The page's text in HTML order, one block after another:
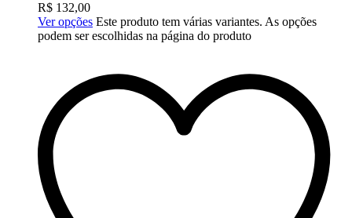
R$ 132,00
Ver opções Este produto tem várias variantes. As opções
podem ser escolhidas na página do produto